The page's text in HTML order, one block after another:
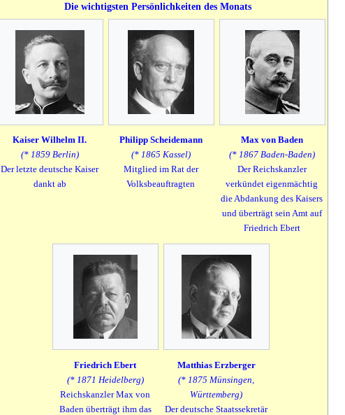
Die wichtigsten Persönlichkeiten des Monats
Kaiser Wilhelm II.
(* 1859 Berlin)
Der letzte deutsche Kaiser
dankt ab
Philipp Scheidemann
(* 1865 Kassel)
Mitglied im Rat der
Volksbeauftragten
Max von Baden
(* 1867 Baden-Baden)
Der Reichskanzler
verkündet eigenmächtig
die Abdankung des Kaisers
und überträgt sein Amt auf
Friedrich Ebert
Friedrich Ebert
(* 1871 Heidelberg)
Reichskanzler Max von
Baden überträgt ihm das
Matthias Erzberger
(* 1875 Münsingen,
Württemberg)
Der deutsche Staatssekretär